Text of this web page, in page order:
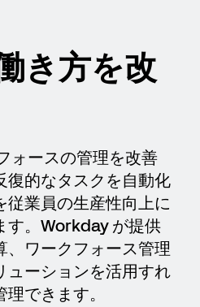
き方を改
ォースの管理を改善
復的なタスクを自動化
従業員の生産性向上に
す。Workday が提供
、ワークフォース管理
ューションを活用すれ
できます。